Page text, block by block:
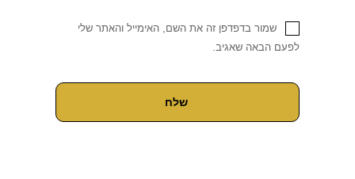
שמור בדפדפן זה את השם, האימייל והאתר שלי
לפעם הבאה שאגיב.